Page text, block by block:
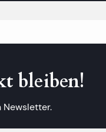
bleiben!
Newsletter.